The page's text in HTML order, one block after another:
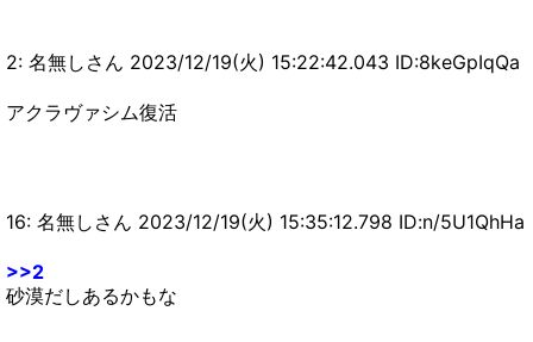
【まとめ速報攻略】
【モンハンNow】端末課金するだけでここまで変
の引退の可能性ｗｙｗｙｗｙ【まとめ速報攻略】
較した結果がこちらｗｙｗｙｗｙｗ【モンハンナ
2: 名無しさん 2023/12/19(火) 15:22:42.043 ID:8keGpIqQa
アクラヴァシム復活
16: 名無しさん 2023/12/19(火) 15:35:12.798 ID:n/5U1QhHa
>>2
砂漠だしあるかもな